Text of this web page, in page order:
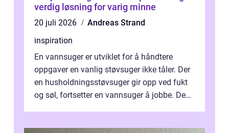
verdig løsning for varig minne
20 juli 2026
Andreas Strand
inspiration
En vannsuger er utviklet for å håndtere
oppgaver en vanlig støvsuger ikke tåler. Der
en husholdningsstøvsuger gir opp ved fukt
og søl, fortsetter en vannsuger å jobbe. Den